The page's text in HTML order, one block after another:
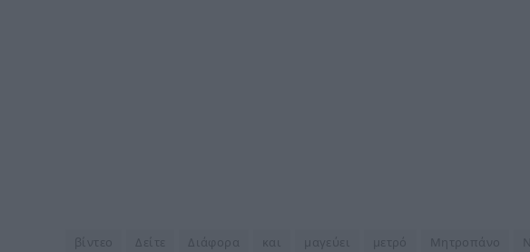
βίντεο Δείτε Διάφορα μαγεύει μετρό Μητροπάνο